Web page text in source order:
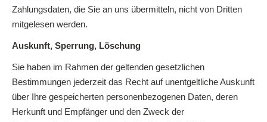
Zahlungsdaten, die Sie an uns übermitteln, nicht von Dritten
mitgelesen werden.
Auskunft, Sperrung, Löschung
Sie haben im Rahmen der geltenden gesetzlichen
Bestimmungen jederzeit das Recht auf unentgeltliche Auskunft
über Ihre gespeicherten personenbezogenen Daten, deren
Herkunft und Empfänger und den Zweck der